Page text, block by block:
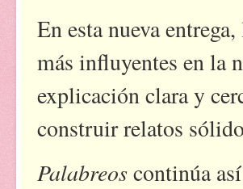
En esta nueva
más influyentes en la
explicación clara y
construir relatos
Palabreoscontinúa